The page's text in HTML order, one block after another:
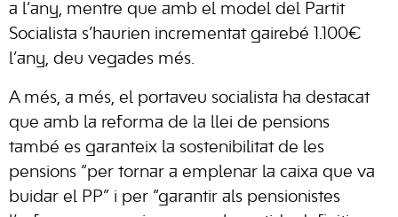
a l’any, mentre que amb el model del Partit
Socialista s’haurien incrementat gairebé 1.100€
l’any, deu vegades més.
A més, a més, el portaveu socialista ha destacat
que amb la reforma de la llei de pensions
també es garanteix la sostenibilitat de les
pensions “per tornar a emplenar la caixa que va
buidar el PP” i per “garantir als pensionistes